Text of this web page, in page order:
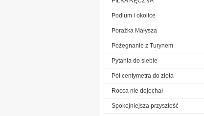
Podium i okolice
Porażka Małysza
Pożegnanie z Turynem
Pytania do siebie
Pół centymetra do złota
Rocca nie dojechał
Spokojniejsza przyszłość